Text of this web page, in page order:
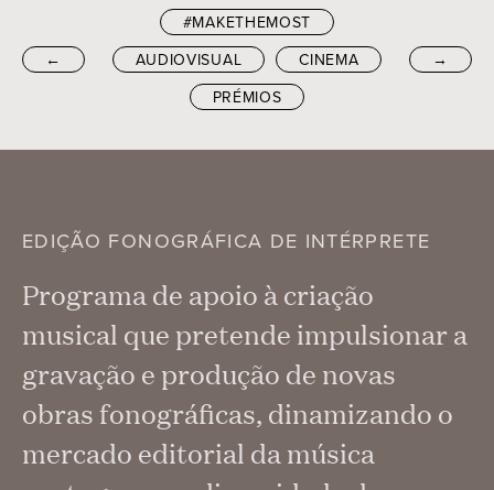
←
#MAKETHEMOST
AUDIOVISUAL
CINEMA
PRÉMIOS
→
EDIÇÃO FONOGRÁFICA DE INTÉRPRETE
Programa de apoio à criação
musical que pretende impulsionar a
gravação e produção de novas
obras fonográficas, dinamizando o
mercado editorial da música